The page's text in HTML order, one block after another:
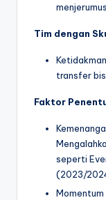
Tim dengan
transfer
Faktor
seperti
(2023/